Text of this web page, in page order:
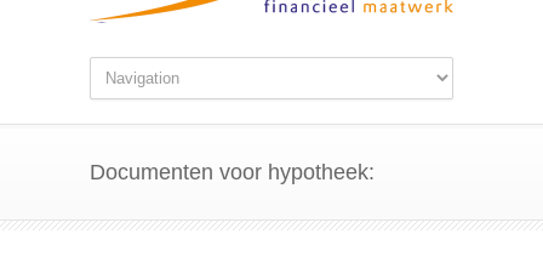
Documenten voor hypotheek: